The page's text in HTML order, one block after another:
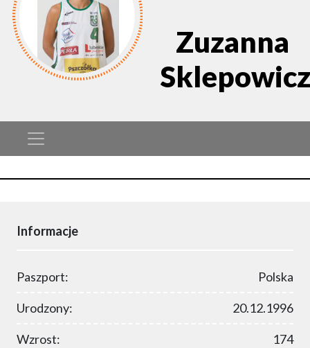
Zuzanna
Sklepowicz
Informacje
Paszport: Polska
Urodzony: 20.12.1996
Wzrost: 174